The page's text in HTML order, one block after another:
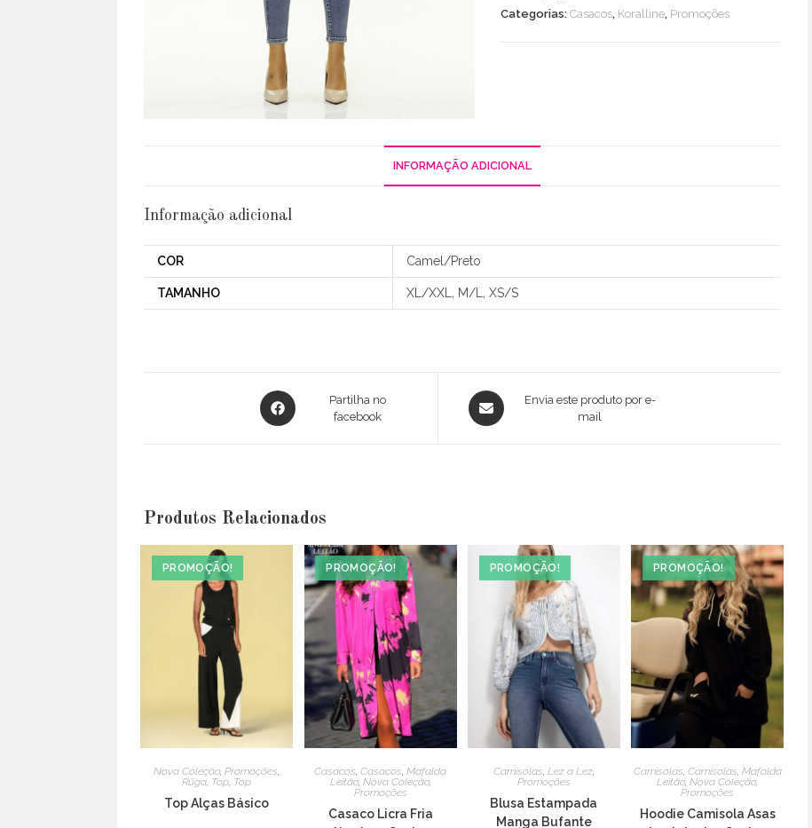
Categorias: Casacos, Koralline, Promoções
INFORMAÇÃO ADICIONAL
Informação adicional
COR Camel/Preto
TAMANHO XL/XXL, M/L, XS/S
Opens
in
Partilha no
facebook
Opens
in
Envia este produto por e-
mail
Produtos Relacionados
PROMOÇÃO!
Nova Coleção,Promoções
Rüga Top Top
Top Alças Básico
PROMOÇÃO!
Casacos ,Casacos ,Mafalda
Leitão, Nova Coleção,
Promoções
Casaco Licra Fria
PROMOÇÃO!
Camisolas Lez a Lez,
Promoções
Blusa Estampada
Manga Bufante
PROMOÇÃO!
Camisolas Camisolas Mafalda
Leitão,Nova Coleção,
Promoções
Hoodie Camisola Asas